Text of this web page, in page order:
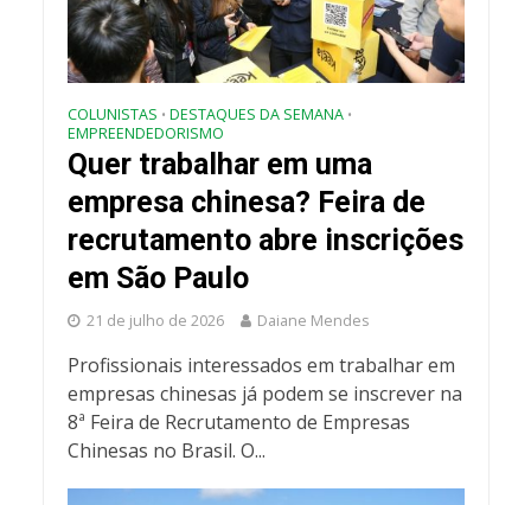
COLUNISTAS • DESTAQUES DA SEMANA •
EMPREENDEDORISMO
Quer trabalhar em uma
empresa chinesa? Feira de
recrutamento abre inscrições
em São Paulo
21 de julho de 2026 Daiane Mendes
Profissionais interessados em trabalhar em
empresas chinesas já podem se inscrever na
8ª Feira de Recrutamento de Empresas
Chinesas no Brasil. O...